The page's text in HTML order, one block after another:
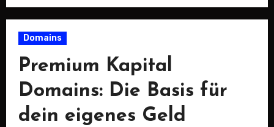
Domains
Premium Kapital
Domains: Die Basis für
dein eigenes Geld